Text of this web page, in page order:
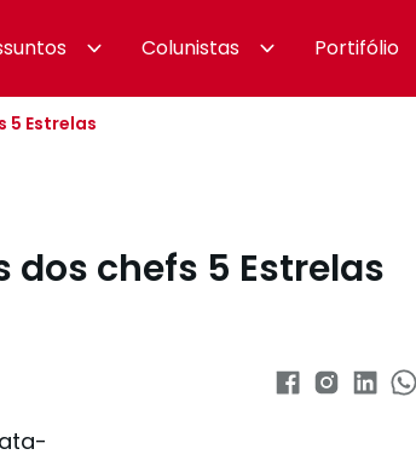
Colunistas Portifólio
5 Estrelas
chefs 5 Estrelas